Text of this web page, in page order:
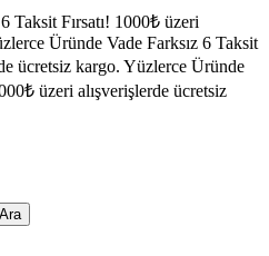
Taksit Fırsatı! 1000₺ üzeri
Üründe Vade Farksız 6 Taksit
ücretsiz kargo. Yüzlerce Üründe
üzeri alışverişlerde ücretsiz
Ara